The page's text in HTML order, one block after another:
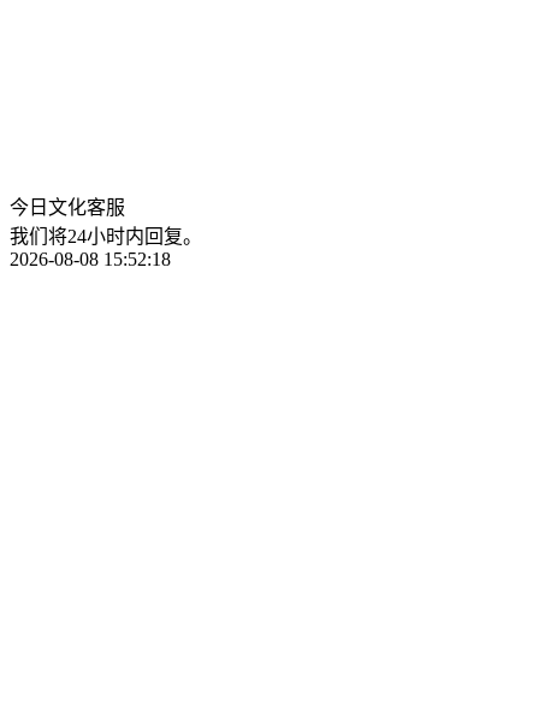
今日文化客服
我们将24小时内回复。
2026-08-08 15:52:18